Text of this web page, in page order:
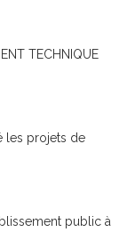
TECHNIQUE
les projets de
public à